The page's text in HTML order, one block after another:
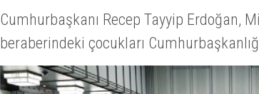
Cumhurbaşkanı Recep Tayyip Erdoğan,
beraberindeki çocukları